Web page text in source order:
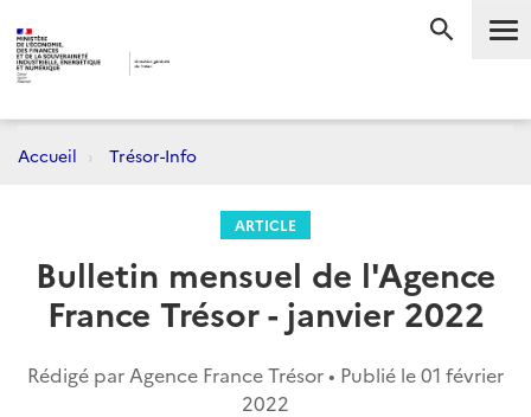
Accueil Trésor-Info
ARTICLE
Bulletin mensuel de l'Agence
France Trésor - janvier 2022
Rédigé par Agence France Trésor • Publié le01 février
2022